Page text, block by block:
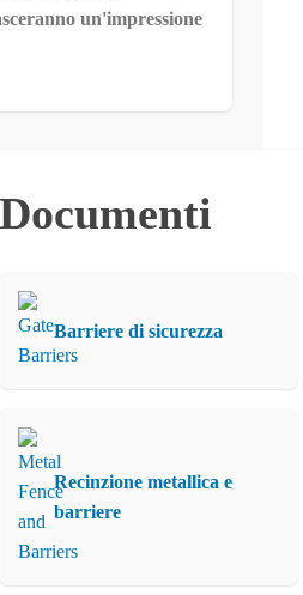
un'impressione
Documenti
Barriere di sicurezza
Recinzione metallica e
barriere